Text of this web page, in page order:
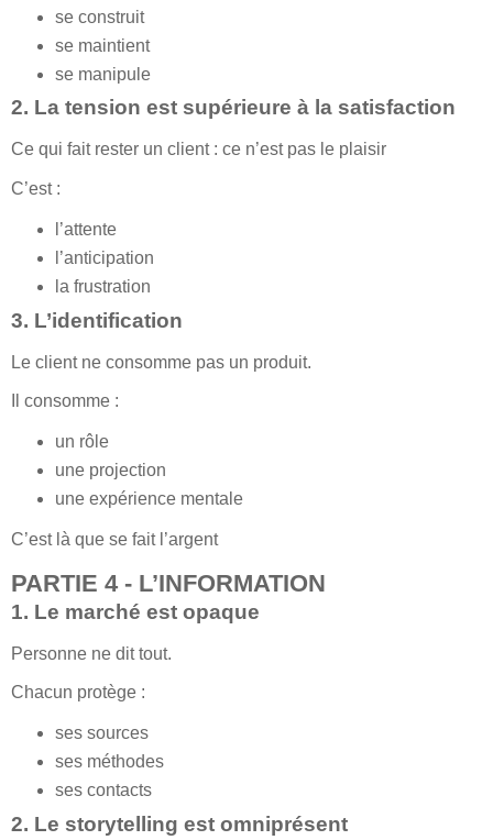
se construit
se maintient
se manipule
2. La tension est supérieure à la satisfaction
Ce qui fait rester un client : ce n’est pas le plaisir
C’est :
l’attente
l’anticipation
la frustration
3. L’identification
Le client ne consomme pas un produit.
Il consomme :
un rôle
une projection
une expérience mentale
C’est là que se fait l’argent
PARTIE 4 - L’INFORMATION
1. Le marché est opaque
Personne ne dit tout.
Chacun protège :
ses sources
ses méthodes
ses contacts
2. Le storytelling est omniprésent